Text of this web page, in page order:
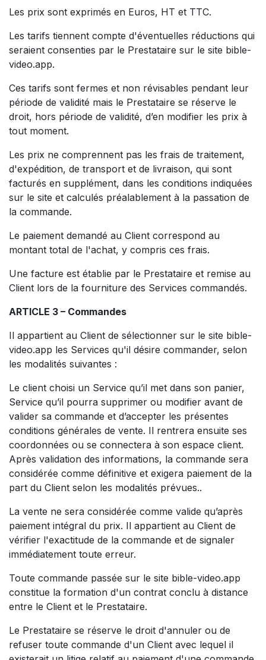
Les prix sont exprimés en Euros, HT et TTC.
Les tarifs tiennent compte d'éventuelles réductions qui
seraient consenties par le Prestataire sur le site bible-
video.app.
Ces tarifs sont fermes et non révisables pendant leur
période de validité mais le Prestataire se réserve le
droit, hors période de validité, d’en modifier les prix à
tout moment.
Les prix ne comprennent pas les frais de traitement,
d'expédition, de transport et de livraison, qui sont
facturés en supplément, dans les conditions indiquées
sur le site et calculés préalablement à la passation de
la commande.
Le paiement demandé au Client correspond au
montant total de l'achat, y compris ces frais.
Une facture est établie par le Prestataire et remise au
Client lors de la fourniture des Services commandés.
ARTICLE 3 – Commandes
Il appartient au Client de sélectionner sur le site bible-
video.app les Services qu'il désire commander, selon
les modalités suivantes :
Le client choisi un Service qu’il met dans son panier,
Service qu’il pourra supprimer ou modifier avant de
valider sa commande et d’accepter les présentes
conditions générales de vente. Il rentrera ensuite ses
coordonnées ou se connectera à son espace client.
Après validation des informations, la commande sera
considérée comme définitive et exigera paiement de la
part du Client selon les modalités prévues..
La vente ne sera considérée comme valide qu’après
paiement intégral du prix. Il appartient au Client de
vérifier l'exactitude de la commande et de signaler
immédiatement toute erreur.
Toute commande passée sur le site bible-video.app
constitue la formation d'un contrat conclu à distance
entre le Client et le Prestataire.
Le Prestataire se réserve le droit d'annuler ou de
refuser toute commande d'un Client avec lequel il